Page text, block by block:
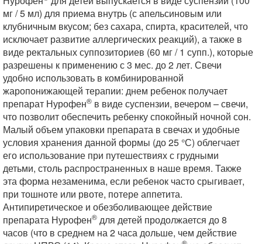
мг / 5 мл) для приема внутрь (с апельсиновым или
клубничным вкусом; без сахара, спирта, красителей, что
исключает развитие аллергических реакций), а также в
виде ректальных суппозиториев (60 мг / 1 супп.), которые
разрешены к применению с 3 мес. до 2 лет. Свечи
удобно использовать в комбинированной
жаропонижающей терапии: днем ребенок получает
препарат Нурофен® в виде суспензии, вечером – свечи,
что позволит обеспечить ребенку спокойный ночной сон.
Малый объем упаковки препарата в свечах и удобные
условия хранения данной формы (до 25 °С) облегчает
его использование при путешествиях с грудными
детьми, столь распространенных в наше время. Также
эта форма незаменима, если ребенок часто срыгивает,
при тошноте или рвоте, потере аппетита.
Антипиретическое и обезболивающее действие
препарата Нурофен® для детей продолжается до 8
часов (что в среднем на 2 часа дольше, чем действие